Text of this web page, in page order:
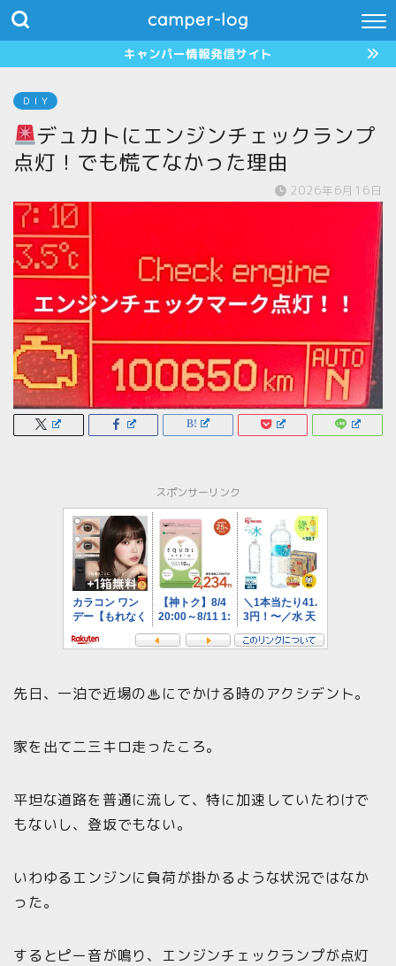
camper-log
キャンパー情報発信サイト
ＤＩＹ
デュカトにエンジンチェックランプ
点灯！でも慌てなかった理由
2026年6月16日
スポンサーリンク
先日、一泊で近場の♨にでかける時のアクシデント。
家を出て二三キロ走ったころ。
平坦な道路を普通に流して、特に加速していたわけで
もないし、登坂でもない。
いわゆるエンジンに負荷が掛かるような状況ではなか
った。
するとピー音が鳴り、エンジンチェックランプが点灯